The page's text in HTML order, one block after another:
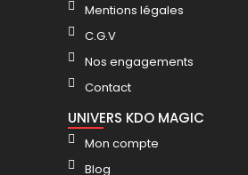
Mentions légales
C.G.V
Nos engagements
Contact
UNIVERS KDO MAGIC
Mon compte
Blog